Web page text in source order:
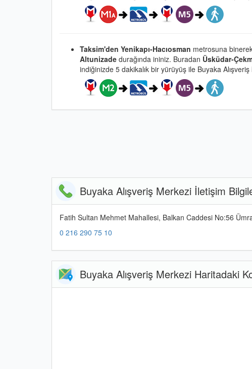
Taksim'den Yenikapı-Hacıosman metrosuna
Altunizade durağında ininiz. Buradan Üsküdar-
indiğinizde 5 dakikalık bir yürüyüş ile Buyaka
Buyaka Alışveriş Merkezi İletişim
Fatih Sultan Mehmet Mahallesi, Balkan Caddesi No:56
0 216 290 75 10
Buyaka Alışveriş Merkezi Haritadaki